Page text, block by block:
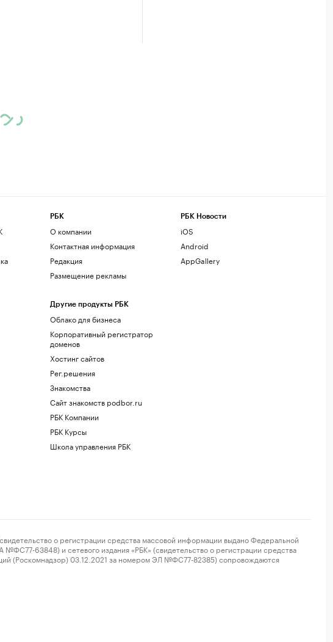
РБК
О компании
Контактная информация
Редакция
Размещение рекламы
Другие продукты РБК
Облако для бизнеса
Корпоративный регистратор
доменов
Хостинг сайтов
Рег.решения
Знакомства
Сайт знакомств podbor.ru
РБК Компании
РБК Курсы
Школа управления РБК
РБК Новости
iOS
Android
AppGallery
о регистрации средства массовой информации выдано Федеральной
63848) и сетевого издания «РБК» (свидетельство о регистрации средства
(Роскомнадзор) 03.12.2021 за номером ЭЛ №ФС77-82385) сопровождаются